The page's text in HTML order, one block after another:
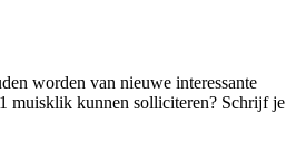
worden van nieuwe interessante
muisklik kunnen solliciteren? Schrijf je